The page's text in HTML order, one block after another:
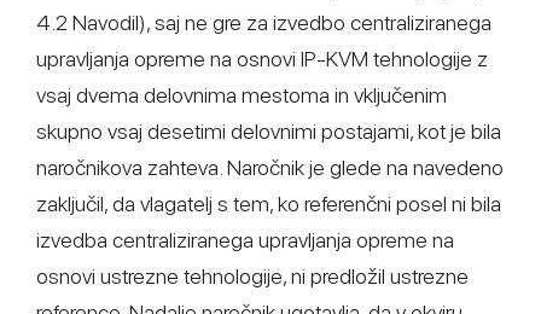
4.2 Navodil), saj ne gre za izvedbo centraliziranega
upravljanja opreme na osnovi IP-KVM tehnologije z
vsaj dvema delovnima mestoma in vključenim
skupno vsaj desetimi delovnimi postajami, kot je bila
naročnikova zahteva. Naročnik je glede na navedeno
zaključil, da vlagatelj s tem, ko referenčni posel ni bila
izvedba centraliziranega upravljanja opreme na
osnovi ustrezne tehnologije, ni predložil ustrezne